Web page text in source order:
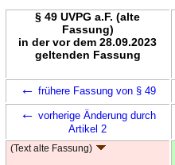
§ 49 UVPG a.F. (alte
Fassung)
in der vor dem 28.09.2023
geltenden Fassung
← frühere Fassung von § 49
← vorherige Änderung durch
Artikel 2
(Text alte Fassung)